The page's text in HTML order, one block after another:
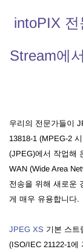
intoPIX
Stream에
우리의 전문가들이
13818-1 (MPEG-2
(JPEG)에서 작업해
WAN (Wide Area
전송을 위해 새로운
게 매우 유용합니다.
JPEG XS 기본 스트
(ISO/IEC 21122-1에